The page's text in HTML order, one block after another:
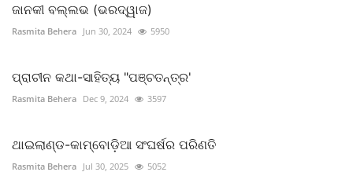
ଜାନକୀ ବଲ୍ଲଭ (ଭରଦ୍ୱାଜ)
Rasmita Behera Jun 30, 2024 5950
ପ୍ରାଚୀନ କଥା-ସାହିତ୍ୟ "ପଞ୍ଚତନ୍ତ୍ର'
Rasmita Behera Dec 9, 2024 3597
ଥାଇଲାଣ୍ଡ-କାମ୍ବୋଡ଼ିଆ ସଂଘର୍ଷର ପରିଣତି
Rasmita Behera Jul 30, 2025 5052